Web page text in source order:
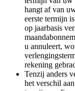
hangt af van
eerste termijn
op jaarbasis
u annuleert,
rekening
Tenzij anders
het verschil